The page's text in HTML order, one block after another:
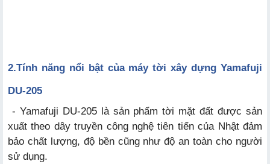
2.Tính năng nổi bật của máy tời xây dựng Yamafuji
DU-205
- Yamafuji DU-205 là sản phẩm tời mặt đất được sản
xuất theo dây truyền công nghệ tiên tiến của Nhật đảm
bảo chất lượng, độ bền cũng như độ an toàn cho người
sử dụng.